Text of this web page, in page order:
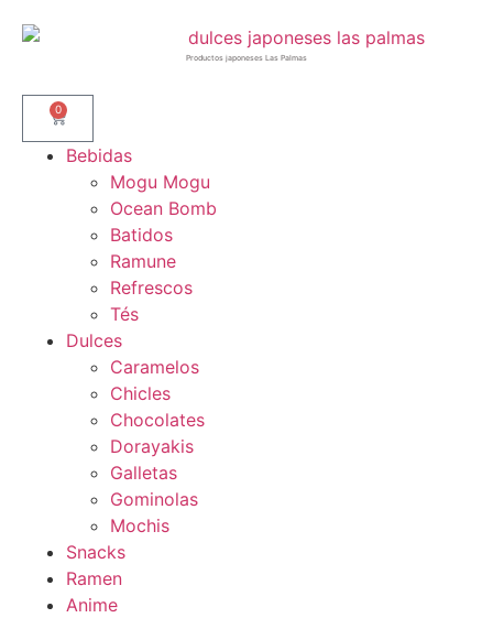
Productos japoneses Las Palmas
0
Bebidas
Mogu Mogu
Ocean Bomb
Batidos
Ramune
Refrescos
Tés
Dulces
Caramelos
Chicles
Chocolates
Dorayakis
Galletas
Gominolas
Mochis
Snacks
Ramen
Anime